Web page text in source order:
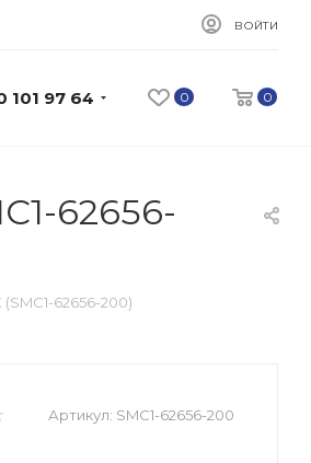
ВОЙТИ
0 0
101 97 64
62656-
62656-200)
Артикул: SMC1-62656-200